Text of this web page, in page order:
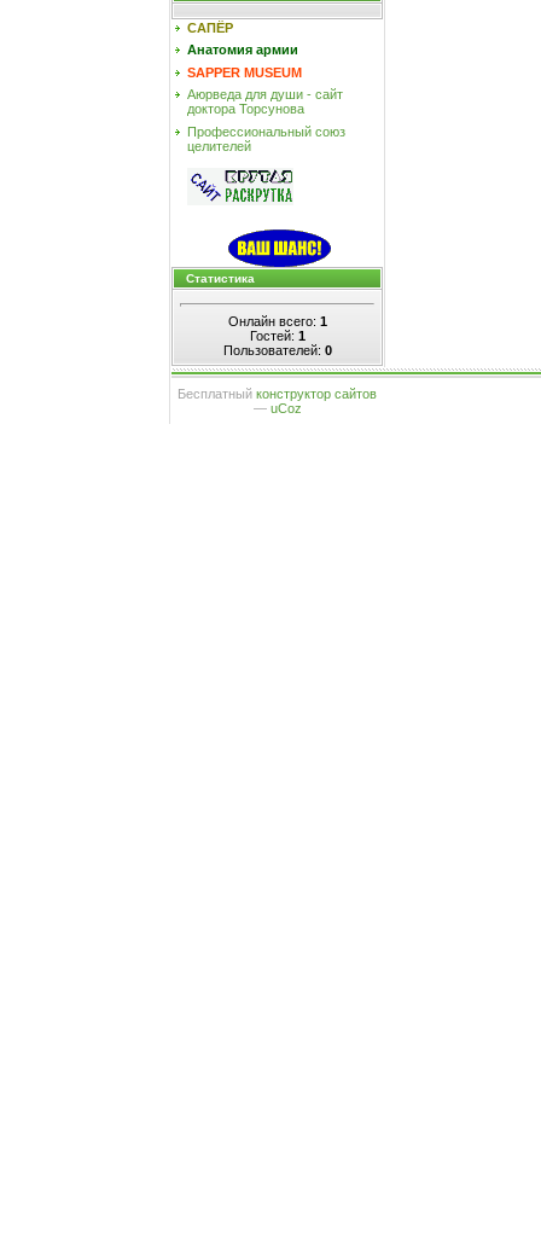
САПЁР
Анатомия армии
SAPPER MUSEUM
Аюрведа для души - сайт
доктора Торсунова
Профессиональный союз
целителей
Статистика
Онлайн всего: 1
Гостей: 1
Пользователей: 0
Бесплатный конструктор сайтов
— uCoz